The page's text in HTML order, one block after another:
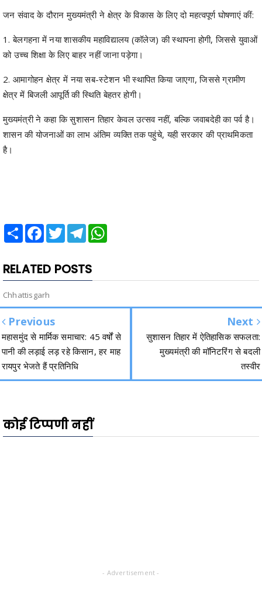
जन संवाद के दौरान मुख्यमंत्री ने क्षेत्र के विकास के लिए दो महत्वपूर्ण घोषणाएं कीं:
1. बेलगहना में नया शासकीय महाविद्यालय (कॉलेज) की स्थापना होगी, जिससे युवाओं
को उच्च शिक्षा के लिए बाहर नहीं जाना पड़ेगा।
2. आमागोहन क्षेत्र में नया सब-स्टेशन भी स्थापित किया जाएगा, जिससे ग्रामीण
क्षेत्र में बिजली आपूर्ति की स्थिति बेहतर होगी।
मुख्यमंत्री ने कहा कि सुशासन तिहार केवल उत्सव नहीं, बल्कि जवाबदेही का पर्व है।
शासन की योजनाओं का लाभ अंतिम व्यक्ति तक पहुंचे, यही सरकार की प्राथमिकता
है।
Share Facebook
TwitterTelegram
RELATED POSTS
Chhattisgarh
Previous
महासमुंद से मार्मिक समाचार: 45 वर्षों से
पानी की लड़ाई लड़ रहे किसान, हर माह
रायपुर भेजते हैं प्रतिनिधि
Next
सुशासन तिहार में ऐतिहासिक सफलता:
मुख्यमंत्री की मॉनिटरिंग से बदली
तस्वीर
कोई टिप्पणी नहीं
- Advertisement -